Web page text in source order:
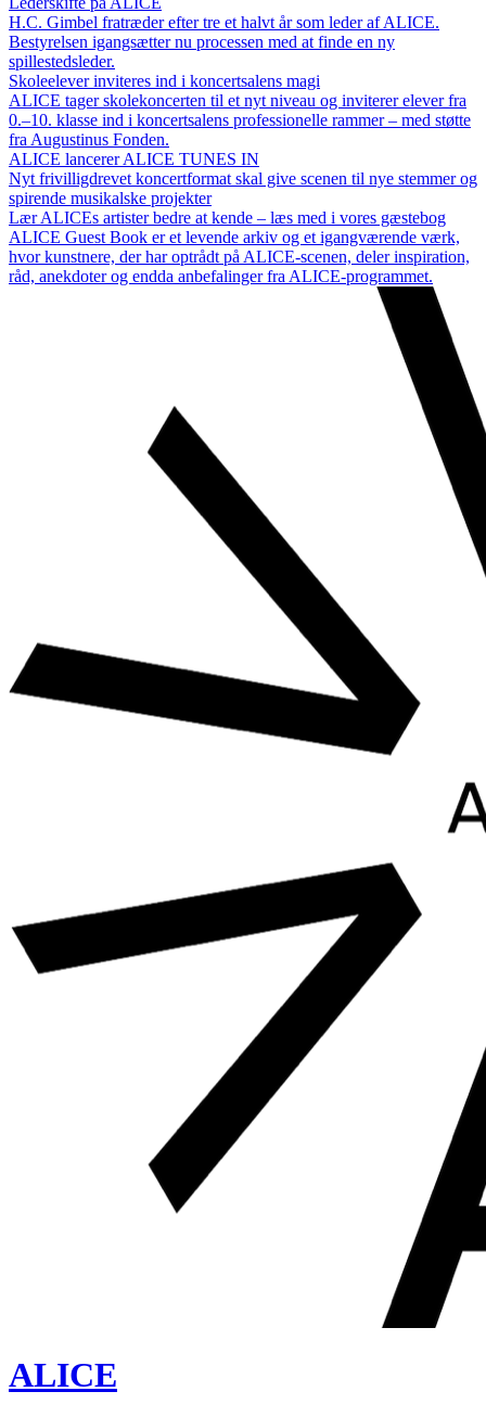
H.C. Gimbel fratræder efter tre et halvt år som leder af ALICE.
Bestyrelsen igangsætter nu processen med at finde en ny
spillestedsleder.
Skoleelever inviteres ind i koncertsalens magi
ALICE tager skolekoncerten til et nyt niveau og inviterer elever fra
0.–10. klasse ind i koncertsalens professionelle rammer – med støtte
fra Augustinus Fonden.
ALICE lancerer ALICE TUNES IN
Nyt frivilligdrevet koncertformat skal give scenen til nye stemmer og
spirende musikalske projekter
Lær ALICEs artister bedre at kende – læs med i vores gæstebog
ALICE Guest Book er et levende arkiv og et igangværende værk,
hvor kunstnere, der har optrådt på ALICE-scenen, deler inspiration,
råd, anekdoter og endda anbefalinger fra ALICE-programmet.
ALICE